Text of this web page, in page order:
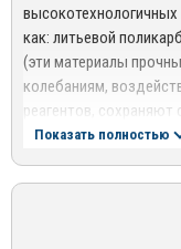
как: литьевой
(эти материалы
колебаниям,
реагентов, сохраняют
эксплуатации), путем
кузова автомобиля
Показать полностью